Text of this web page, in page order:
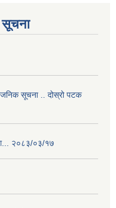
सूचना
सूचना .. दोस्रो पटक
२०८३/०३/१७